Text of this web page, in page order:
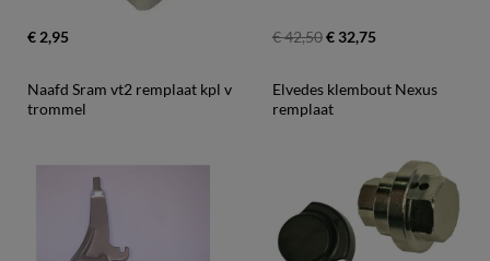
€ 2,95 € 42,50€ 32,75
Naafd Sram vt2 remplaat kpl v
trommel
Elvedes klembout Nexus
remplaat